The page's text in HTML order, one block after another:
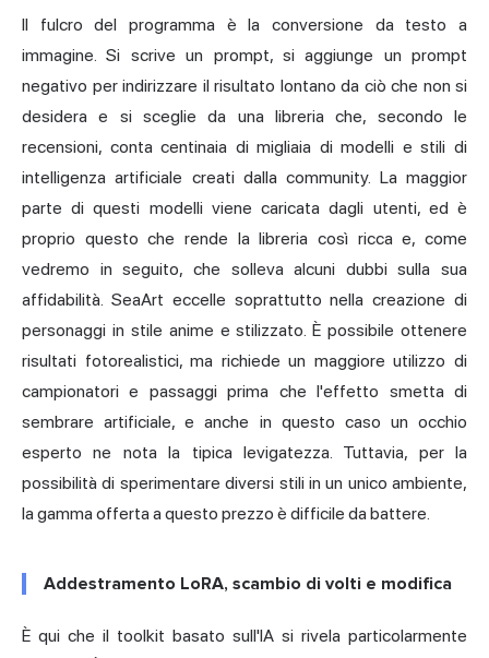
Il fulcro del programma è la conversione da testo a
immagine. Si scrive un prompt, si aggiunge un prompt
negativo per indirizzare il risultato lontano da ciò che non si
desidera e si sceglie da una libreria che, secondo le
recensioni, conta centinaia di migliaia di modelli e stili di
intelligenza artificiale creati dalla community. La maggior
parte di questi modelli viene caricata dagli utenti, ed è
proprio questo che rende la libreria così ricca e, come
vedremo in seguito, che solleva alcuni dubbi sulla sua
affidabilità. SeaArt eccelle soprattutto nella creazione di
personaggi in stile anime e stilizzato. È possibile ottenere
risultati fotorealistici, ma richiede un maggiore utilizzo di
campionatori e passaggi prima che l'effetto smetta di
sembrare artificiale, e anche in questo caso un occhio
esperto ne nota la tipica levigatezza. Tuttavia, per la
possibilità di sperimentare diversi stili in un unico ambiente,
la gamma offerta a questo prezzo è difficile da battere.
Addestramento LoRA, scambio di volti e modifica
È qui che il toolkit basato sull'IA si rivela particolarmente